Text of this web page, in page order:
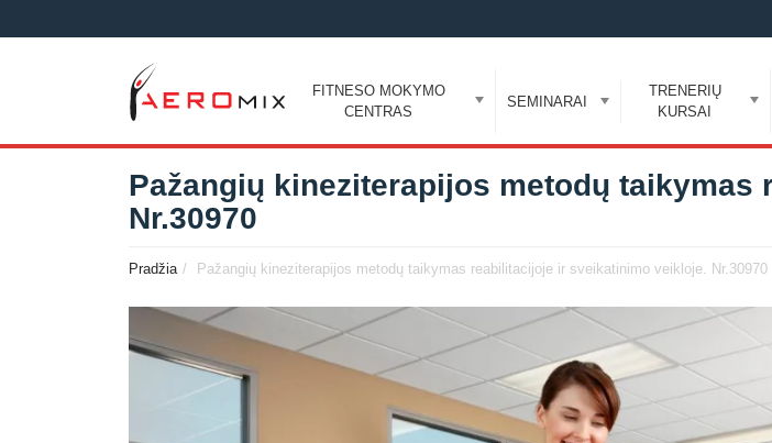
FITNESO MOKYMO
CENTRAS
SEMINARAI
TRENERIŲ
KURSAI
Pažangių kineziterapijos metodų
Nr.30970
Pradžia Pažangių kineziterapijos metodų taikymas reabilitacijoje ir sveikatinimo veikloje. Nr.30970